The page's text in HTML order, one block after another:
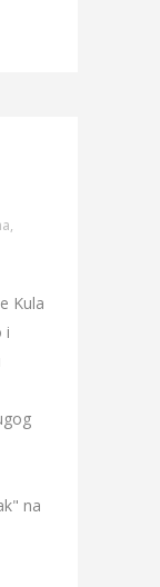
,
Kula
i
na